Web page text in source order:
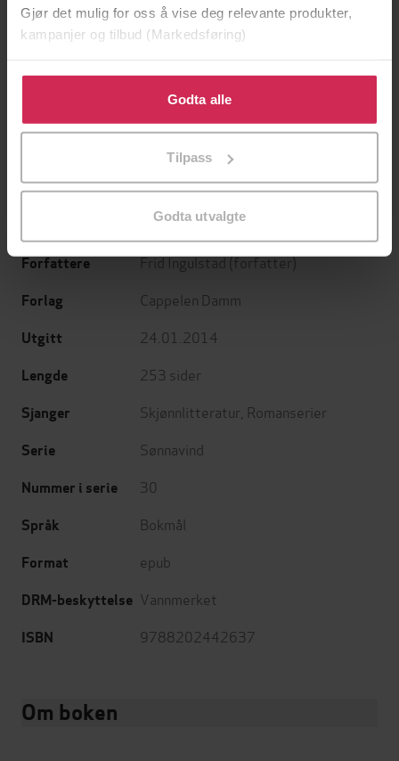
Gjør det mulig for oss å vise deg relevante produkter,
kampanjer og tilbud (Markedsføring)
Klikk på «Godta alle» for å gi oss ditt samtykke til å
bruke cookies for alle disse formålene. Du kan også
tilpasse ditt samtykke til spesifikke formål ved å klikke
Godta alle
Tilpass
Godta utvalgte
Hevnen
Like barn leker best
Forfattere Frid Ingulstad(forfatter)
Forlag Cappelen Damm
Utgitt 24.01.2014
Lengde 253 sider
Sjanger Skjønnlitteratur Romanserier
Serie Sønnavind
Nummer i serie 30
Språk Bokmål
Format epub
DRM-beskyttelse Vannmerket
ISBN 9788202442637
Om boken